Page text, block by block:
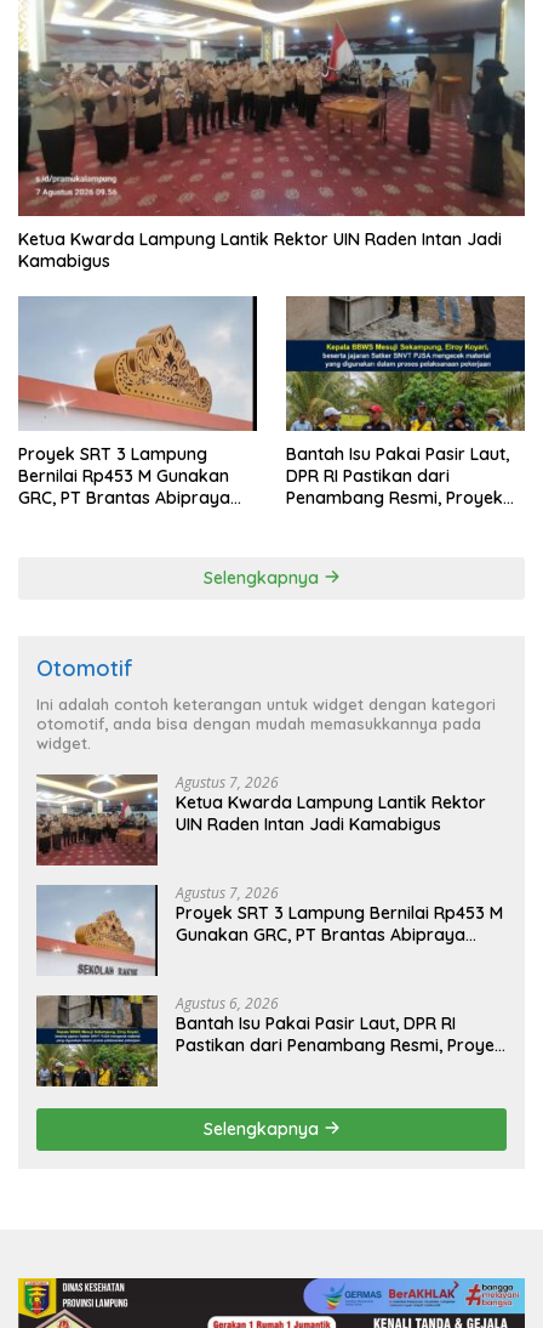
Ketua Kwarda Lampung Lantik Rektor UIN Raden Intan Jadi
Kamabigus
Proyek SRT 3 Lampung
Bernilai Rp453 M Gunakan
GRC, PT Brantas Abipraya
Bantah Isu Pakai Pasir Laut,
DPR RI Pastikan dari
Penambang Resmi, Proyek
Selengkapnya
Otomotif
Ini adalah contoh keterangan untuk widget dengan kategori
otomotif, anda bisa dengan mudah memasukkannya pada
widget.
Agustus 7, 2026
Ketua Kwarda Lampung Lantik Rektor
UIN Raden Intan Jadi Kamabigus
Agustus 7, 2026
Proyek SRT 3 Lampung Bernilai Rp453 M
Gunakan GRC, PT Brantas Abipraya
Agustus 6, 2026
Bantah Isu Pakai Pasir Laut, DPR RI
Pastikan dari Penambang Resmi, Proyek
Selengkapnya